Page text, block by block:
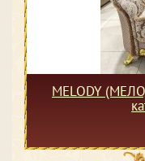
MELODY